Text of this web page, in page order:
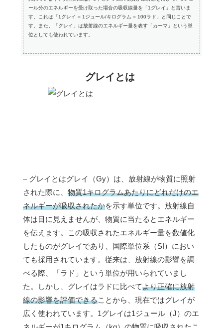
ール分のエネルギーを受け取った場合の吸収線量を「1グレイ」と言いま
す。これは「1グレイ = 1ジュール/キログラム = 100ラド」と同じことで
す。また、「グレイ」は放射線のエネルギー量を表す「カーマ」という単
位としても使われています。
グレイとは
– グレイとはグレイ（Gy）は、放射線が物質に照射
された際に、 物質1キログラムあたりにどれだけのエ
ネルギーが吸収されたかを示す単位です。放射線自
体は目に見えませんが、物質に当たるとエネルギー
を伝えます。この吸収されたエネルギー量を数値化
したものがグレイであり、国際単位系（SI）におい
ても採用されています。従来は、放射線の影響を調
べる際、「ラド」という単位が用いられていまし
た。しかし、グレイはラドに比べてより正確に放射
線の影響を評価できることから、現在ではグレイが
広く使われています。1グレイは1ジュール（J）のエ